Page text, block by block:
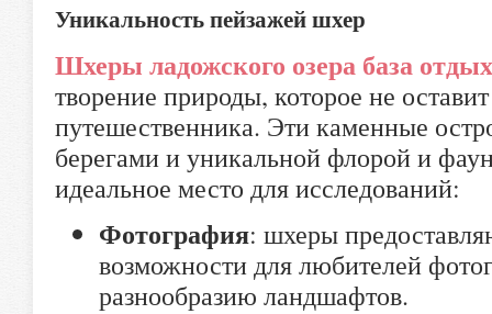
Уникальность пейзажей шхер
Шхеры ладожского озера база
творение природы, которое не
путешественника. Эти каменные
берегами и уникальной флорой и
идеальное место для исследований:
Фотография: шхеры
возможности для любителей
разнообразию ландшафтов.